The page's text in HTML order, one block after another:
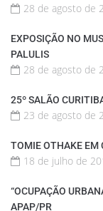
28 de agosto de
EXPOSIÇÃO NO
PALULIS
28 de agosto de
25º SALÃO
23 de agosto de
TOMIE OTHAKE EM
18 de julho de
“OCUPAÇÃO
APAP/PR